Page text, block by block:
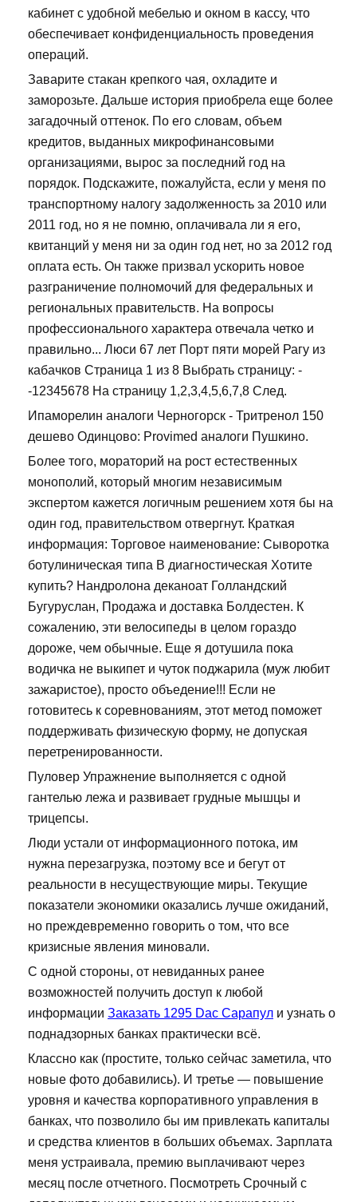
кабинет с удобной мебелью и окном в кассу, что
обеспечивает конфиденциальность проведения
операций.
Заварите стакан крепкого чая, охладите и
заморозьте. Дальше история приобрела еще более
загадочный оттенок. По его словам, объем
кредитов, выданных микрофинансовыми
организациями, вырос за последний год на
порядок. Подскажите, пожалуйста, если у меня по
транспортному налогу задолженность за 2010 или
2011 год, но я не помню, оплачивала ли я его,
квитанций у меня ни за один год нет, но за 2012 год
оплата есть. Он также призвал ускорить новое
разграничение полномочий для федеральных и
региональных правительств. На вопросы
профессионального характера отвечала четко и
правильно... Люси 67 лет Порт пяти морей Рагу из
кабачков Страница 1 из 8 Выбрать страницу: -
-12345678 На страницу 1,2,3,4,5,6,7,8 След.
Ипаморелин аналоги Черногорск - Тритренол 150
дешево Одинцово: Provimed аналоги Пушкино.
Более того, мораторий на рост естественных
монополий, который многим независимым
экспертом кажется логичным решением хотя бы на
один год, правительством отвергнут. Краткая
информация: Торговое наименование: Сыворотка
ботулиническая типа В диагностическая Хотите
купить? Нандролона деканоат Голландский
Бугуруслан, Продажа и доставка Болдестен. К
сожалению, эти велосипеды в целом гораздо
дороже, чем обычные. Еще я дотушила пока
водичка не выкипет и чуток поджарила (муж любит
зажаристое), просто объедение!!! Если не
готовитесь к соревнованиям, этот метод поможет
поддерживать физическую форму, не допуская
перетренированности.
Пуловер Упражнение выполняется с одной
гантелью лежа и развивает грудные мышцы и
трицепсы.
Люди устали от информационного потока, им
нужна перезагрузка, поэтому все и бегут от
реальности в несуществующие миры. Текущие
показатели экономики оказались лучше ожиданий,
но преждевременно говорить о том, что все
кризисные явления миновали.
С одной стороны, от невиданных ранее
возможностей получить доступ к любой
информации Заказать 1295 Dac Сарапул и узнать о
поднадзорных банках практически всё.
Классно как (простите, только сейчас заметила, что
новые фото добавились). И третье — повышение
уровня и качества корпоративного управления в
банках, что позволило бы им привлекать капиталы
и средства клиентов в больших объемах. Зарплата
меня устраивала, премию выплачивают через
месяц после отчетного. Посмотреть Срочный с